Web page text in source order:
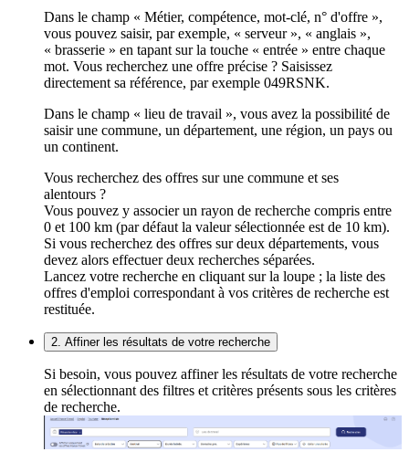
Dans le champ « Métier, compétence, mot-clé, n° d'offre »,
vous pouvez saisir, par exemple, « serveur », « anglais »,
« brasserie » en tapant sur la touche « entrée » entre chaque
mot. Vous recherchez une offre précise ? Saisissez
directement sa référence, par exemple 049RSNK.
Dans le champ « lieu de travail », vous avez la possibilité de
saisir une commune, un département, une région, un pays ou
un continent.
Vous recherchez des offres sur une commune et ses
alentours ?
Vous pouvez y associer un rayon de recherche compris entre
0 et 100 km (par défaut la valeur sélectionnée est de 10 km).
Si vous recherchez des offres sur deux départements, vous
devez alors effectuer deux recherches séparées.
Lancez votre recherche en cliquant sur la loupe ; la liste des
offres d'emploi correspondant à vos critères de recherche est
restituée.
2. Affiner les résultats de votre recherche
Si besoin, vous pouvez affiner les résultats de votre recherche
en sélectionnant des filtres et critères présents sous les critères
de recherche.